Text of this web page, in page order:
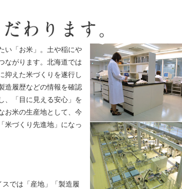
い「お米」。土や稲にや
ながります。北海道では
抑えた米づくりを遂行し
造履歴などの情報を確認
、「目に見える安心」を
お米の生産地として、今
米づくり先進地」になっ
では「産地」「製造履